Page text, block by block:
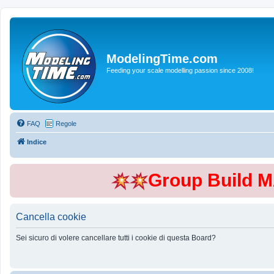
ModelingTime.com
Feeding your scale modelling passion since 2008!
FAQ Regole
Indice
Group Build
Cancella cookie
Sei sicuro di volere cancellare tutti i cookie di questa Board?